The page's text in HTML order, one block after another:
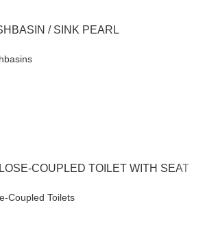
/ SINK PEARL
COUPLED TOILET WITH SEAT
Coupled Toilets